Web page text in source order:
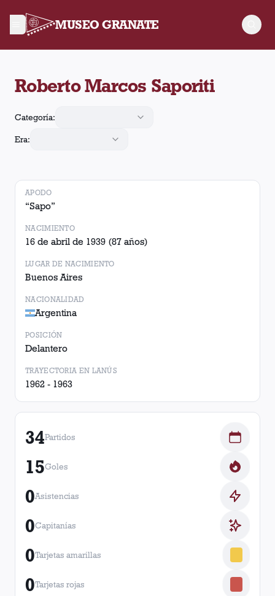
MUSEO GRANATE
Roberto Marcos Saporiti
Categoría:
Era:
APODO
“Sapo”
NACIMIENTO
16 de abril de 1939 (87 años)
LUGAR DE NACIMIENTO
Buenos Aires
NACIONALIDAD
Argentina
POSICIÓN
Delantero
TRAYECTORIA EN LANÚS
1962 - 1963
34Partidos
15Goles
0Asistencias
0Capitanías
0Tarjetas amarillas
0Tarjetas rojas